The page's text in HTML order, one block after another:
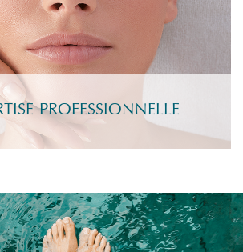
PROFESSIONNELLE